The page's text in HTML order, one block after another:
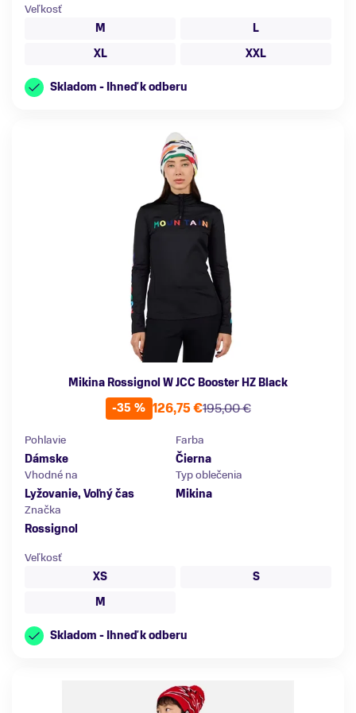
Veľkosť
M
L
XL
XXL
Skladom - Ihneď k odberu
Mikina Rossignol W JCC Booster HZ Black
-35 %
195,00 €
126,75 €
Pohlavie
Dámske
Farba
Čierna
Vhodné na
Lyžovanie, Voľný čas
Typ oblečenia
Mikina
Značka
Rossignol
Veľkosť
XS
S
M
Skladom - Ihneď k odberu